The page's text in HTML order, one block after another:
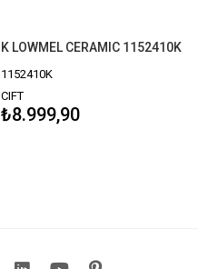
K LOWMEL CERAMIC 1152410K
1152410K
CIFT
₺8.999,90